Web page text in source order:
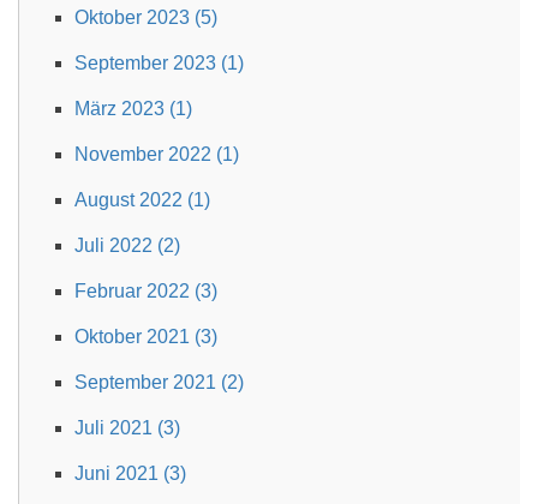
Oktober 2023 (5)
September 2023 (1)
März 2023 (1)
November 2022 (1)
August 2022 (1)
Juli 2022 (2)
Februar 2022 (3)
Oktober 2021 (3)
September 2021 (2)
Juli 2021 (3)
Juni 2021 (3)